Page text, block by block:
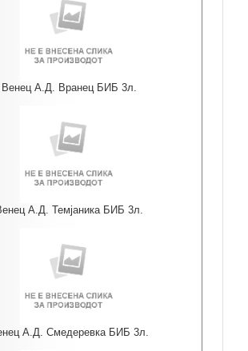
Венец А.Д. Вранец БИБ 3л.
А.Д. Темјаника БИБ 3л.
А.Д. Смедеревка БИБ 3л.